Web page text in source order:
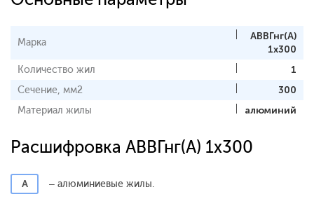
Марка
АВВГнг(А)
1x300
Количество жил
1
Сечение, мм2
300
Материал жилы
алюминий
Расшифровка АВВГнг(А) 1x300
А – алюминиевые жилы.